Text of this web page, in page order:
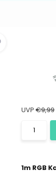
UVP €9,99
1m RGB